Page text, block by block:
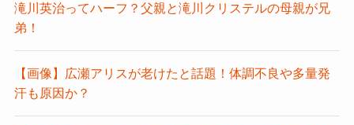
滝川英治ってハーフ？父親と滝川クリステルの母親が兄
弟！
【画像】広瀬アリスが老けたと話題！体調不良や多量発
汗も原因か？